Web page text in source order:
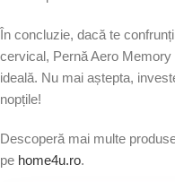
În concluzie, dacă te
cervical, Pernă Aero
ideală. Nu mai aștepta,
nopțile!
Descoperă mai multe
pe home4u.ro.